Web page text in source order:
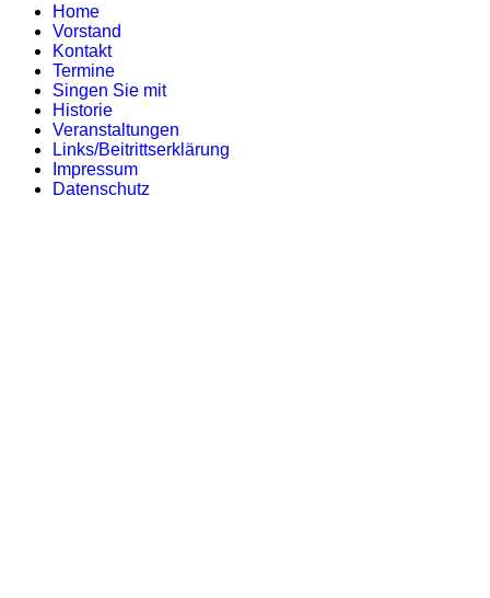
Home
Vorstand
Kontakt
Termine
Singen Sie mit
Historie
Veranstaltungen
Links/Beitrittserklärung
Impressum
Datenschutz